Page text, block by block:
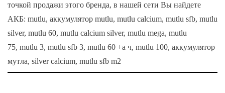
точкой продажи этого бренда, в нашей сети Вы найдете
АКБ: mutlu, аккумулятор mutlu, mutlu calcium, mutlu sfb, mutlu
silver, mutlu 60, mutlu calcium silver, mutlu mega, mutlu
75, mutlu 3, mutlu sfb 3, mutlu 60 +а ч, mutlu 100, аккумулятор
мутла, silver calcium, mutlu sfb m2